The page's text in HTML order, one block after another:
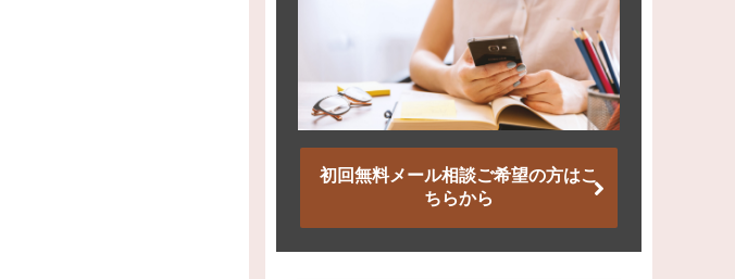
初回無料メール相談ご希望の方はこ
ちらから